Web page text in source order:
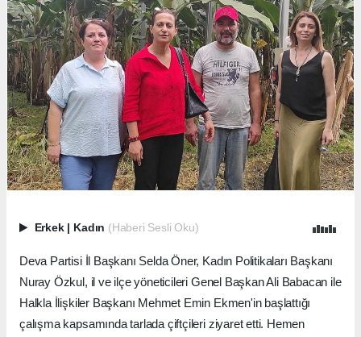
Erkek Kadın (Haberi Sesli Oku)
Deva Partisi İl Başkanı Selda Öner, Kadın Politikaları Başkanı
Nuray Özkul, il ve ilçe yöneticileri Genel Başkan Ali Babacan ile
Halkla İlişkiler Başkanı Mehmet Emin Ekmen'in başlattığı
çalışma kapsamında tarlada çiftçileri ziyaret etti. Hemen